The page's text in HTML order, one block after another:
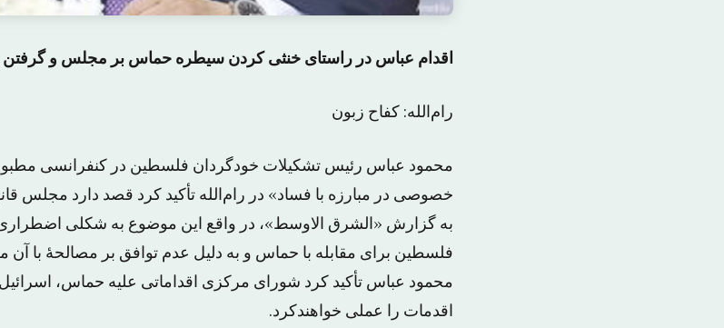
اقدام عباس در راستای خنثی کردن سیطره حماس بر مجلس و
رام‌الله: کفاح زبون
محمود عباس رئیس تشکیلات خودگردان فلسطین در کنفرانسی
خصوصی در مبارزه با فساد» در رام‌الله تأکید کرد قصد دارد مجلس
به گزارش «الشرق الاوسط»، در واقع این موضوع به شکلی
فلسطین برای مقابله با حماس و به دلیل عدم توافق بر مصالحهٔ با
محمود عباس تأکید کرد شورای مرکزی اقداماتی علیه حماس، اسرائیل و
اقدمات را عملی خواهندکرد.